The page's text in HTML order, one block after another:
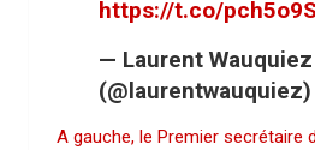
https://t.co/
— Laurent Wauquiez
(@laurentwauquiez)
A gauche, le Premier secrétaire